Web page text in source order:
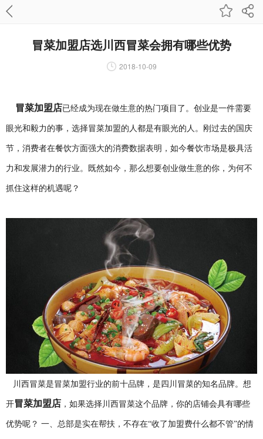
冒菜加盟店选川西冒菜会拥有哪些优势
2018-10-09
冒菜加盟店已经成为现在做生意的热门项目了。创业是一件需要
眼光和毅力的事，选择冒菜加盟的人都是有眼光的人。刚过去的国庆
节，消费者在餐饮方面强大的消费数据表明，如今餐饮市场是极具活
力和发展潜力的行业。既然如今，那么想要创业做生意的你，为何不
抓住这样的机遇呢？
川西冒菜是冒菜加盟行业的前十品牌，是四川冒菜的知名品牌。想
开冒菜加盟店 ，如果选择川西冒菜这个品牌，你的店铺会具有哪些
优势呢？ 一、总部是实在帮扶，不存在“收了加盟费什么都不管”的情